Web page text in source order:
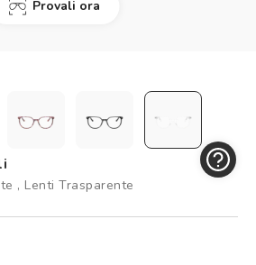
un test della vista gratuito
Provali ora
, Lenti Trasparente